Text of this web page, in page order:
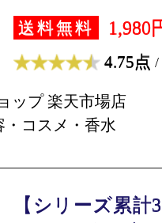
送料無料 1,980
4.75点 /
ップ 楽天市場店
コスメ・香水
【シリーズ累計